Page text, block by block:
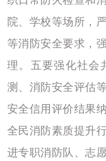
院、学校等场所，
等消防安全要求，
理。五要强化社会
测、消防安全评估
安全信用评价结果
全民消防素质提升
进专职消防队、志